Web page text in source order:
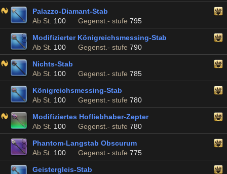
Palazzo-Diamant-Stab
Ab St. 100 Gegenst.- stufe 795
Modifizierter Königreichsmessing-Stab
Ab St. 100 Gegenst.- stufe 790
Nichts-Stab
Ab St. 100 Gegenst.- stufe 785
Königreichsmessing-Stab
Ab St. 100 Gegenst.- stufe 780
Modifiziertes Hofliebhaber-Zepter
Ab St. 100 Gegenst.- stufe 780
Phantom-Langstab Obscurum
Ab St. 100 Gegenst.- stufe 775
Geistergleis-Stab